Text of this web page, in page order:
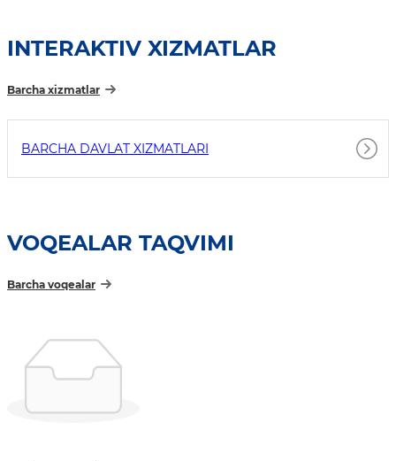
INTERAKTIV XIZMATLAR
Barcha xizmatlar
BARCHA DAVLAT XIZMATLARI
VOQEALAR TAQVIMI
Barcha voqealar